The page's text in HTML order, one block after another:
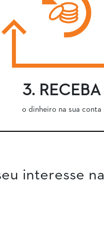
3. RECEBA
o dinheiro na sua conta
interesse na